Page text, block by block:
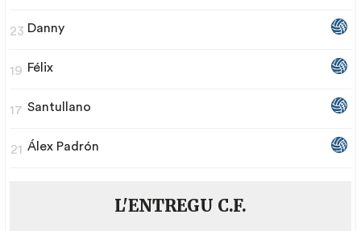
23 Danny
19 Félix
17 Santullano
21 Álex Padrón
L'ENTREGU C.F.